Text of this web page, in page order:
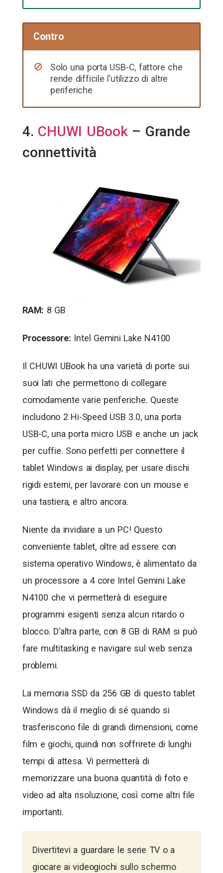
Contro
Solo una porta USB-C, fattore che
rende difficile l’utilizzo di altre
periferiche
4. CHUWI UBook– Grande
connettività
RAM: 8 GB
Processore: Intel Gemini Lake N4100
Il CHUWI UBook ha una varietà di porte sui
suoi lati che permettono di collegare
comodamente varie periferiche. Queste
includono 2 Hi-Speed USB 3.0, una porta
USB-C, una porta micro USB e anche un jack
per cuffie. Sono perfetti per connettere il
tablet Windows ai display, per usare dischi
rigidi esterni, per lavorare con un mouse e
una tastiera, e altro ancora.
Niente da invidiare a un PC! Questo
conveniente tablet, oltre ad essere con
sistema operativo Windows, è alimentato da
un processore a 4 core Intel Gemini Lake
N4100 che vi permetterà di eseguire
programmi esigenti senza alcun ritardo o
blocco. D’altra parte, con 8 GB di RAM si può
fare multitasking e navigare sul web senza
problemi.
La memoria SSD da 256 GB di questo tablet
Windows dà il meglio di sé quando si
trasferiscono file di grandi dimensioni, come
film e giochi, quindi non soffrirete di lunghi
tempi di attesa. Vi permetterà di
memorizzare una buona quantità di foto e
video ad alta risoluzione, così come altri file
importanti.
Divertitevi a guardare le serie TV o a
giocare ai videogiochi sullo schermo